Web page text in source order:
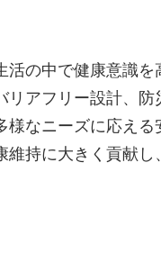
活の中で健康意識を
リアフリー設計、防
様なニーズに応える
維持に大きく貢献し